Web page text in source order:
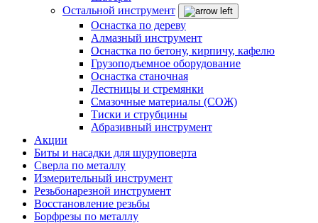
Остальной инструмент
Оснастка по дереву
Алмазный инструмент
Оснастка по бетону, кирпичу, кафелю
Грузоподъемное оборудование
Оснастка станочная
Лестницы и стремянки
Смазочные материалы (СОЖ)
Тиски и струбцины
Абразивный инструмент
Акции
Биты и насадки для шуруповерта
Сверла по металлу
Измерительный инструмент
Резьбонарезной инструмент
Восстановление резьбы
Борфрезы по металлу